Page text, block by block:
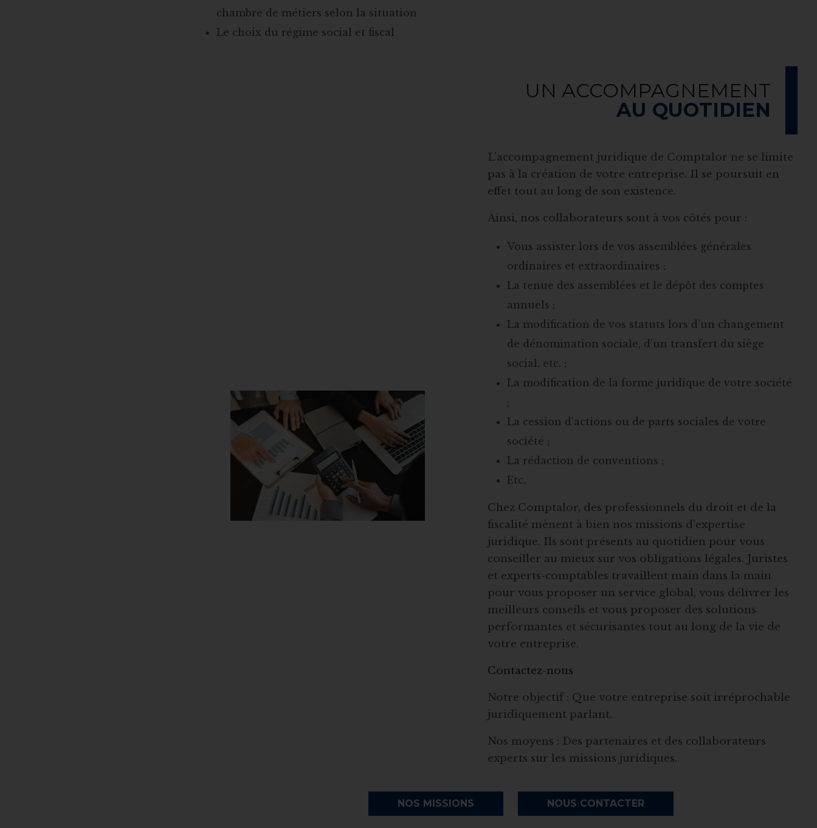
chambre de métiers selon la situation
Le choix du régime social et fiscal
UN ACCOMPAGNEMENT
AU QUOTIDIEN
L’accompagnement juridique de Comptalor ne se limite
pas à la création de votre entreprise. Il se poursuit en
effet tout au long de son existence.
Ainsi, nos collaborateurs sont à vos côtés pour :
Vous assister lors de vos assemblées générales
ordinaires et extraordinaires ;
La tenue des assemblées et le dépôt des comptes
annuels ;
La modification de vos statuts lors d’un changement
de dénomination sociale, d’un transfert du siège
social, etc. ;
La modification de la forme juridique de votre société
;
La cession d’actions ou de parts sociales de votre
société ;
La rédaction de conventions ;
Etc.
Chez Comptalor, des professionnels du droit et de la
fiscalité mènent à bien nos missions d’expertise
juridique. Ils sont présents au quotidien pour vous
conseiller au mieux sur vos obligations légales. Juristes
et experts-comptables travaillent main dans la main
pour vous proposer un service global, vous délivrer les
meilleurs conseils et vous proposer des solutions
performantes et sécurisantes tout au long de la vie de
votre entreprise.
Contactez-nous
Notre objectif : Que votre entreprise soit irréprochable
juridiquement parlant.
Nos moyens : Des partenaires et des collaborateurs
experts sur les missions juridiques.
NOS MISSIONS NOUS CONTACTER